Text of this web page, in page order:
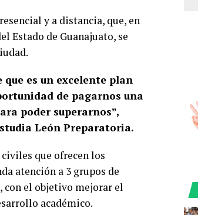
y a distancia, que, en
Estado de Guanajuato, se
es un excelente plan
de pagarnos una
poder superarnos”,
León Preparatoria.
que ofrecen los
atención a 3 grupos de
con el objetivo mejorar el
académico.